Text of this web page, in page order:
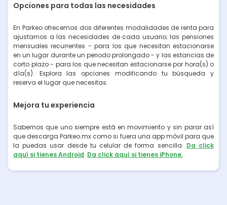
Opciones para todas las necesidades
En Parkeo ofrecemos dos diferentes modalidades de renta para
ajustarnos a las necesidades de cada usuario; las pensiones
mensuales recurrentes - para los que necesitan estacionarse
en un lugar durante un periodo prolongado - y las estancias de
corto plazo - para los que necesitan estacionarse por hora(s) o
día(s). Explora las opciones modificando tu búsqueda y
reserva el lugar que necesitas.
Mejora tu experiencia
Sabemos que uno siempre está en movimiento y sin parar así
que descarga Parkeo.mx como si fuera una app móvil para que
la puedas usar desde tu celular de forma sencilla. Da click
aquí si tienes Android. Da click aquí si tienes iPhone.